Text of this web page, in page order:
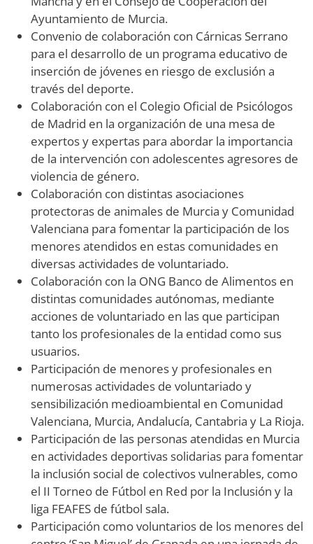
Ayuntamiento de Murcia.
Convenio de colaboración con Cárnicas Serrano
para el desarrollo de un programa educativo de
inserción de jóvenes en riesgo de exclusión a
través del deporte.
Colaboración con el Colegio Oficial de Psicólogos
de Madrid en la organización de una mesa de
expertos y expertas para abordar la importancia
de la intervención con adolescentes agresores de
violencia de género.
Colaboración con distintas asociaciones
protectoras de animales de Murcia y Comunidad
Valenciana para fomentar la participación de los
menores atendidos en estas comunidades en
diversas actividades de voluntariado.
Colaboración con la ONG Banco de Alimentos en
distintas comunidades autónomas, mediante
acciones de voluntariado en las que participan
tanto los profesionales de la entidad como sus
usuarios.
Participación de menores y profesionales en
numerosas actividades de voluntariado y
sensibilización medioambiental en Comunidad
Valenciana, Murcia, Andalucía, Cantabria y La Rioja.
Participación de las personas atendidas en Murcia
en actividades deportivas solidarias para fomentar
la inclusión social de colectivos vulnerables, como
el II Torneo de Fútbol en Red por la Inclusión y la
liga FEAFES de fútbol sala.
Participación como voluntarios de los menores del